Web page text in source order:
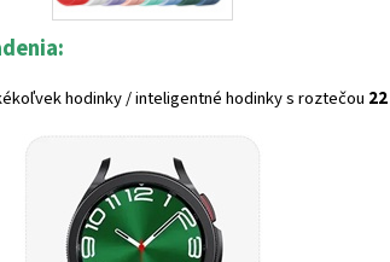
hodinky / inteligentné hodinky s roztečou